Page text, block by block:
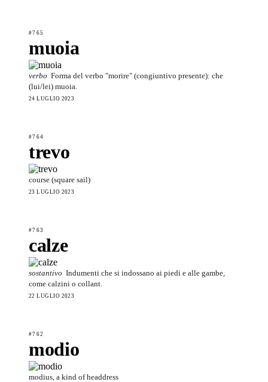
#765
muoia
verbo Forma del verbo "morire" (congiuntivo presente): che
(lui/lei) muoia.
24 LUGLIO 2023
#764
trevo
course (square sail)
23 LUGLIO 2023
#763
calze
sostantivo Indumenti che si indossano ai piedi e alle gambe,
come calzini o collant.
22 LUGLIO 2023
#762
modio
modius, a kind of headdress